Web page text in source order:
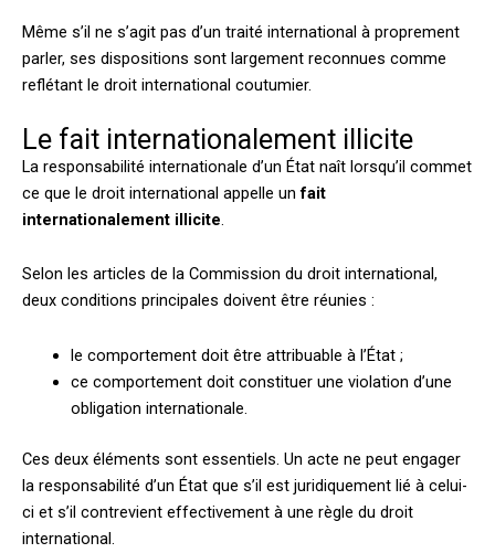
Même s’il ne s’agit pas d’un traité international à proprement
parler, ses dispositions sont largement reconnues comme
reflétant le droit international coutumier.
Le fait internationalement illicite
La responsabilité internationale d’un État naît lorsqu’il commet
ce que le droit international appelle unfait
internationalement illicite
Selon les articles de la Commission du droit international,
deux conditions principales doivent être réunies :
le comportement doit être attribuable à l’État ;
ce comportement doit constituer une violation d’une
obligation internationale.
Ces deux éléments sont essentiels. Un acte ne peut engager
la responsabilité d’un État que s’il est juridiquement lié à celui-
ci et s’il contrevient effectivement à une règle du droit
international.